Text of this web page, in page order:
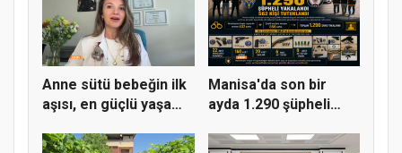
Anne sütü bebeğin ilk
aşısı, en güçlü yaşam
Manisa'da son bir
ayda 1.290 şüpheli